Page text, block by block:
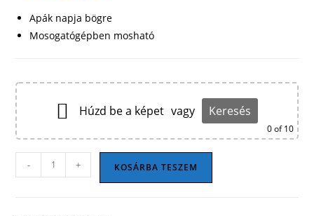
Apák napja bögre
Mosogatógépben mosható
Húzd be a képet vagy Keresés
0of 10
napi
- + KOSÁRBA TESZEM